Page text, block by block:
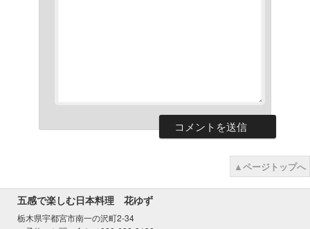
▲ページトップへ
五感で楽しむ日本料理 花ゆず
栃木県宇都宮市南一の沢町2-34